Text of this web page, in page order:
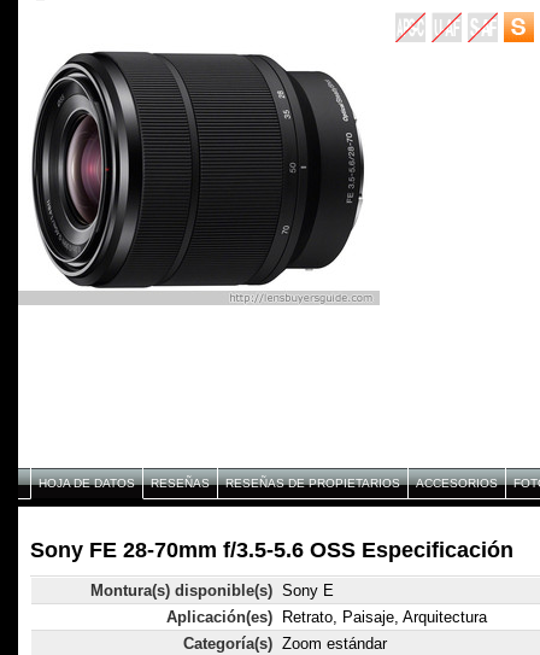
HOJA DE DATOS RESEÑAS RESEÑAS DE PROPIETARIOS ACCESORIOS
Sony FE 28-70mm f/3.5-5.6 OSS Especificación
Montura(s) disponible(s) Sony E
Aplicación(es)
Retrato, Paisaje, Arquitectura
Categoría(s) Zoom estándar